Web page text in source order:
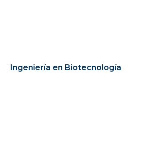
Ingeniería en Biotecnología